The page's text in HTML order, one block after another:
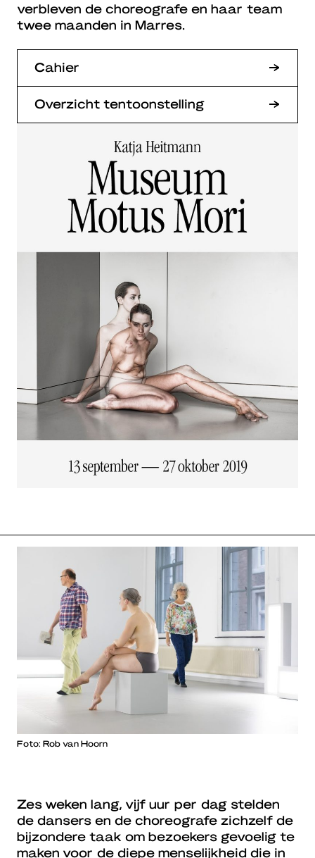
verbleven de choreografe en haar team
twee maanden in Marres.
Cahier
Overzicht tentoonstelling
Foto: Rob van Hoorn
Zes weken lang, vijf uur per dag stelden
de dansers en de choreografe zichzelf de
bijzondere taak om bezoekers gevoelig te
maken voor de diepe menselijkheid die in